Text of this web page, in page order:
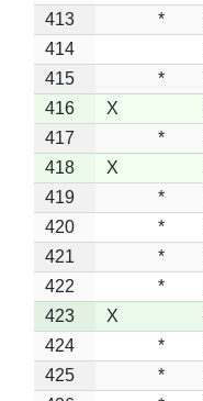
413
*
414
415
*
416
X
417
*
418
X
419
*
420
*
421
*
422
*
423
X
424
*
425
*